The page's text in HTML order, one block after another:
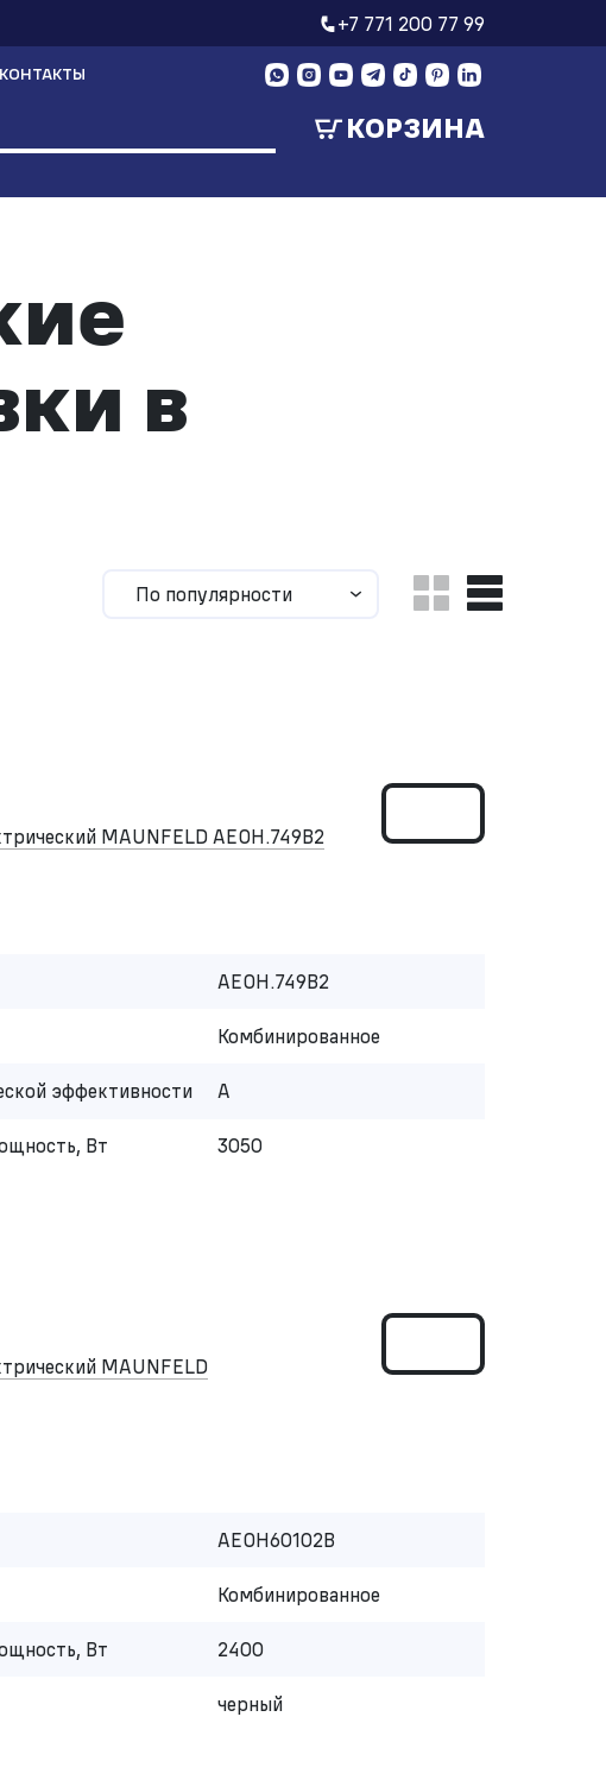
+7 771 200 77 99
КОНТАКТЫ
КОРЗИНА
в
По популярности
MAUNFELD AEOH.749B2
AEOH.749B2
Комбинированное
эффективности A
Вт 3050
MAUNFELD
AEOH60102B
Комбинированное
Вт 2400
черный